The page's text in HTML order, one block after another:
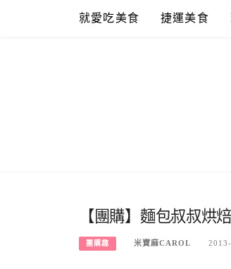
就愛吃美食 捷運美食
【團購】麵包叔叔烘
團購趣 米寶麻CAROL